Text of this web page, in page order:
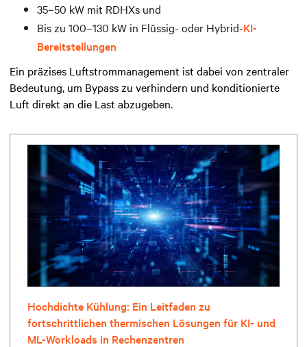
35–50 kW mit RDHXs und
Bis zu 100–130 kW in Flüssig- oder Hybrid-KI-
Bereitstellungen
Ein präzises Luftstrommanagement ist dabei von zentraler
Bedeutung, um Bypass zu verhindern und konditionierte
Luft direkt an die Last abzugeben.
Hochdichte Kühlung: Ein Leitfaden zu
fortschrittlichen thermischen Lösungen für KI- und
ML-Workloads in Rechenzentren